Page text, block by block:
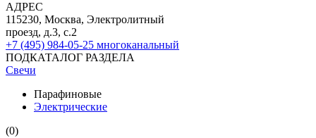
АДРЕС
115230, Москва, Электролитный
проезд, д.3, с.2
+7 (495) 984-05-25 многоканальный
ПОДКАТАЛОГ РАЗДЕЛА
Свечи
Парафиновые
Электрические
(0)